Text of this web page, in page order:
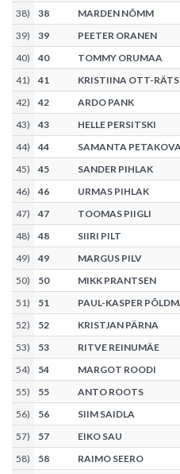
38) 38
MARDEN NÕMM
39) 39
PEETER ORANEN
40) 40
TOMMY ORUMAA
41) 41
KRISTIINA OTT-
42) 42
ARDO PANK
43) 43
HELLE PERSITSKI
44) 44
SAMANTA
45) 45
SANDER PIHLAK
46) 46
URMAS PIHLAK
47) 47
TOOMAS PIIGLI
48) 48
SIIRI PILT
49) 49
MARGUS PILV
50) 50
MIKK PRANTSEN
51) 51
PAUL-KASPER
52) 52
KRISTJAN PÄRNA
53) 53
RITVE REINUMÄE
54) 54
MARGOT ROODI
55) 55
ANTO ROOTS
56) 56
SIIM SAIDLA
57) 57
EIKO SAU
58) 58
RAIMO SEERO